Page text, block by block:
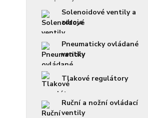
Solenoidové ventily a
zdroje
Pneumaticky ovládané
ventily
Tlakové regulátory
Ruční a nožní ovládací
ventily